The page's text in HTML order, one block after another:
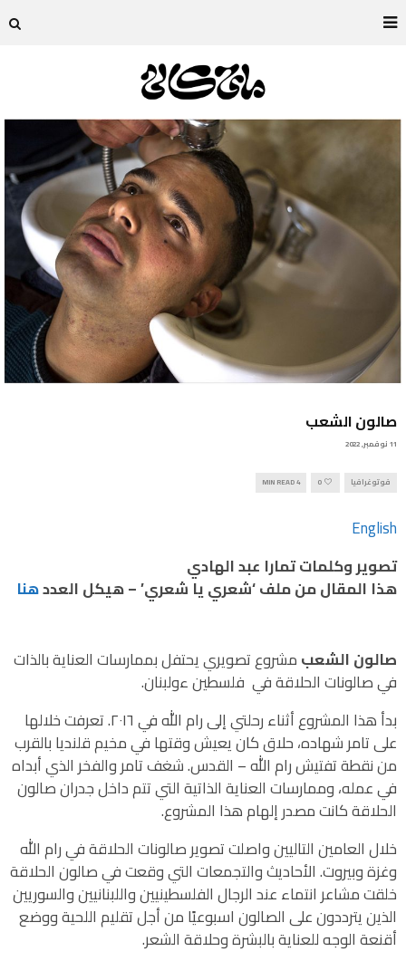
صالون الشعب
11 نوفمبر, 2022
فوتوغرافيا 0
4 MIN READ
English
تصوير وكلمات تمارا عبد الهادي
هذا المقال من ملف ‘شعري يا شعري’ – هيكل العددهنا
صالون الشعبمشروع تصويري يحتفل بممارسات العناية بالذات
في صالونات الحلاقة في فلسطين ءولبنان.
بدأ هذا المشروع أثناء رحلتي إلى رام الله في ٢٠١٦. تعرفت خلالها
على تامر شهاده، حلاق كان يعيش وقتها في مخيم قلنديا بالقرب
من نقطة تفتيش رام الله – القدس. شغف تامر والفخر الذي أبداه
في عمله، وممارسات العناية الذاتية التي تتم داخل جدران صالون
الحلاقة كانت مصدر إلهام هذا المشروع.
خلال العامين التاليين واصلت تصوير صالونات الحلاقة في رام الله
وغزة وبيروت. الأحاديث والتجمعات التي وقعت في صالون الحلاقة
خلقت مشاعر انتماء عند الرجال الفلسطينيين واللبنانيين والسوريين
الذين يترددون على الصالون اسبوعيًا من أجل تقليم اللحية ووضع
أقنعة الوجه للعناية بالبشرة وحلاقة الشعر.